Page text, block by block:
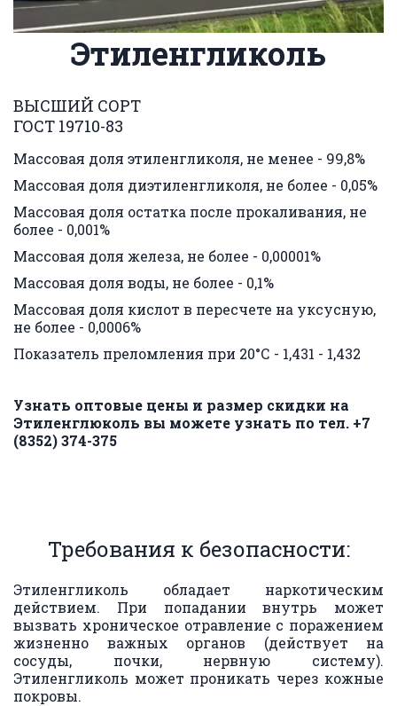
Этиленгликоль
ВЫСШИЙ СОРТ
ГОСТ 19710-83
Массовая доля этиленгликоля, не менее - 99,8%
Массовая доля диэтиленгликоля, не более - 0,05%
Массовая доля остатка после прокаливания, не
более - 0,001%
Массовая доля железа, не более - 0,00001%
Массовая доля воды, не более - 0,1%
Массовая доля кислот в пересчете на уксусную,
не более - 0,0006%
Показатель преломления при 20°С - 1,431 - 1,432
Узнать оптовые цены и размер скидки на
Этиленглюколь вы можете узнать по тел. +7
(8352) 374-375
Требования к безопасности:
Этиленгликоль обладает наркотическим
действием. При попадании внутрь может
вызвать хроническое отравление с поражением
жизненно важных органов (действует на
сосуды, почки, нервную систему).
Этиленгликоль может проникать через кожные
покровы.